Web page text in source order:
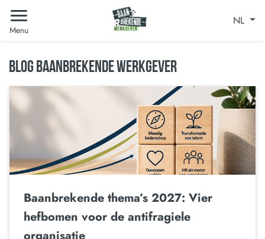
Menu
NL
BLOG BAANBREKENDE WERKGEVER
Baanbrekende thema’s 2027: Vier
hefbomen voor de antifragiele